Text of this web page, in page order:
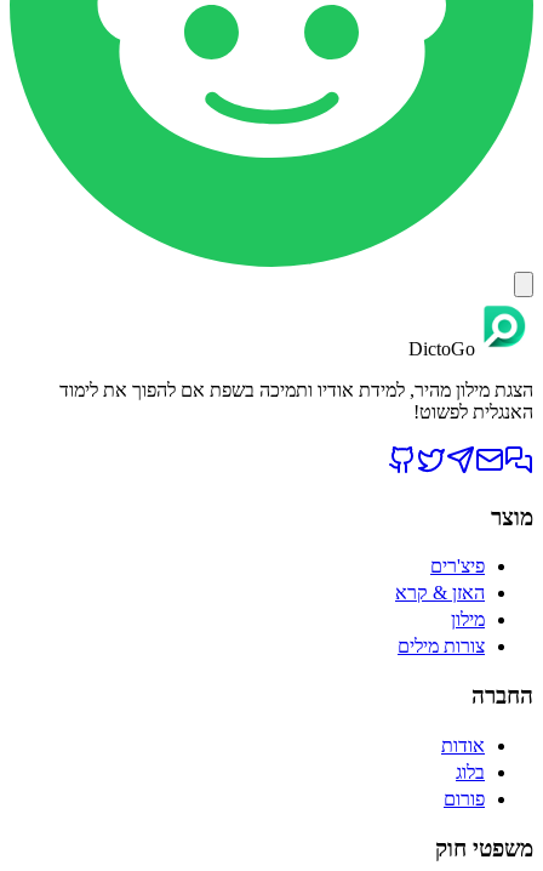
DictoGo
הצגת מילון מהיר, למידת אודיו ותמיכה בשפת אם להפוך את לימוד
האנגלית לפשוט!
מוצר
פיצ'רים
האזן & קרא
מילון
צורות מילים
החברה
אודות
בלוג
פורום
משפטי חוק